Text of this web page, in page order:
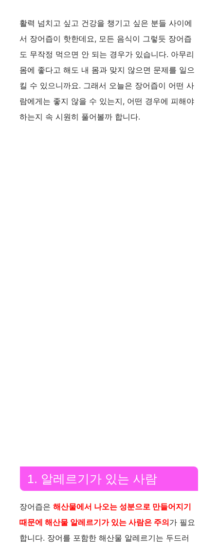
활력 넘치고 싶고 건강을 챙기고 싶은 분들 사이에
서 장어즙이 핫한데요, 모든 음식이 그렇듯 장어즙
도 무작정 먹으면 안 되는 경우가 있습니다. 아무리
몸에 좋다고 해도 내 몸과 맞지 않으면 문제를 일으
킬 수 있으니까요. 그래서 오늘은 장어즙이 어떤 사
람에게는 좋지 않을 수 있는지, 어떤 경우에 피해야
하는지 속 시원히 풀어볼까 합니다.
1. 알레르기가 있는 사람
장어즙은 해산물에서 나오는 성분으로 만들어지기
때문에 해산물 알레르기가 있는 사람은 주의가 필요
합니다. 장어를 포함한 해산물 알레르기는 두드러